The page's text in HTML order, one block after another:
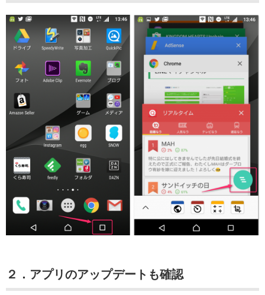
２．アプリのアップデートも確認